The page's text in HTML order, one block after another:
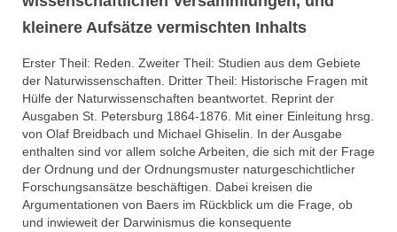
kleinere Aufsätze vermischten Inhalts
Erster Theil: Reden. Zweiter Theil: Studien aus dem Gebiete
der Naturwissenschaften. Dritter Theil: Historische Fragen mit
Hülfe der Naturwissenschaften beantwortet. Reprint der
Ausgaben St. Petersburg 1864-1876. Mit einer Einleitung hrsg.
von Olaf Breidbach und Michael Ghiselin. In der Ausgabe
enthalten sind vor allem solche Arbeiten, die sich mit der Frage
der Ordnung und der Ordnungsmuster naturgeschichtlicher
Forschungsansätze beschäftigen. Dabei kreisen die
Argumentationen von Baers im Rückblick um die Frage, ob
und inwieweit der Darwinismus die konsequente